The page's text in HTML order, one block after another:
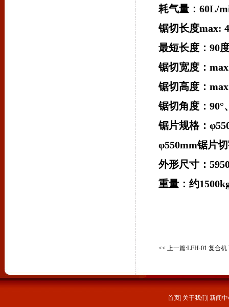
耗气量： 60L/
锯切长度max:
最短长度： 90
锯切宽度：
锯切高度：
锯切角度： 90°
锯片规格： φ55
φ550mm锯片
外形尺寸： 595
重量：约15
<< 上一篇:LFH-01 复合机
首页 关于我们 新闻